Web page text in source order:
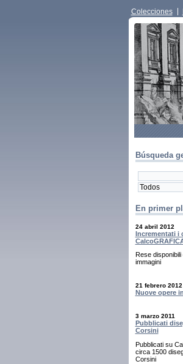
Colecciones
Búsqueda
En primer
24 abril 2012
Incrementati i
Rese
immagini
21 febrero 2012
Nuove opere
3 marzo 2011
Pubblicati
Corsini
Pubblicati su
circa 1500
Corsini